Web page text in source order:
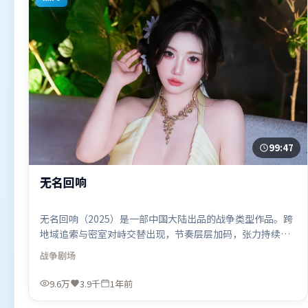
99:47
无名回响
无名回响（2025）是一部中国大陆出品的战争类型作品。跨
地域追索与密室对峙交替出现，节奏层层加码，张力持续上
扬。群像刻画各有弧光，配角亦承担叙事推进功能。由许鞍
华执导，奥卡菲娜、章子怡、艾米莉·布朗特，梁朝伟、张
家辉等联袂出演。影片于2025年5月11日（中国大陆）在部
战争剧场
9.6万 3.9千 1年前